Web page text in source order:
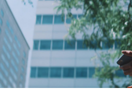
Mat & jordbruk
Skog
Social hållbarhet
252 ARTIKLAR
Landsbygd
939 ARTIKLAR
Livsstil & konsumtion